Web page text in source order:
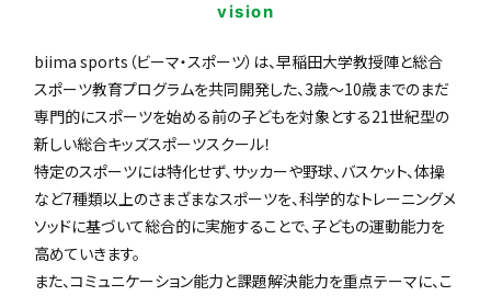
vision
biima sports（ビーマ・スポーツ）は、早稲田大学教授陣と総合
スポーツ教育プログラムを共同開発した、3歳〜10歳までのまだ
専門的にスポーツを始める前の子どもを対象とする21世紀型の
新しい総合キッズスポーツスクール！
特定のスポーツには特化せず、サッカーや野球、バスケット、体操
など7種類以上のさまざまなスポーツを、科学的なトレーニングメ
ソッドに基づいて総合的に実施することで、子どもの運動能力を
高めていきます。
また、コミュニケーション能力と課題解決能力を重点テーマに、こ